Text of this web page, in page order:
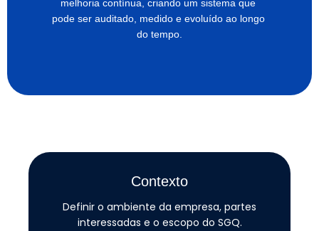
melhoria contínua, criando um sistema que
pode ser auditado, medido e evoluído ao longo
do tempo.
Contexto
Definir o ambiente da empresa, partes
interessadas e o escopo do SGQ.